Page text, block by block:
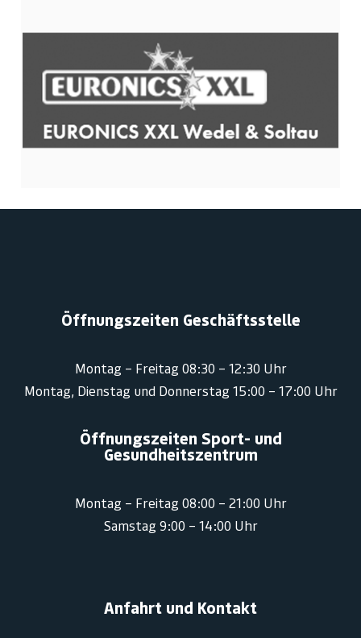
Öffnungszeiten Geschäftsstelle
Montag – Freitag 08:30 – 12:30 Uhr
Montag, Dienstag und Donnerstag 15:00 – 17:00 Uhr
Öffnungszeiten Sport- und
Gesundheitszentrum
Montag – Freitag 08:00 – 21:00 Uhr
Samstag 9:00 – 14:00 Uhr
Anfahrt und Kontakt